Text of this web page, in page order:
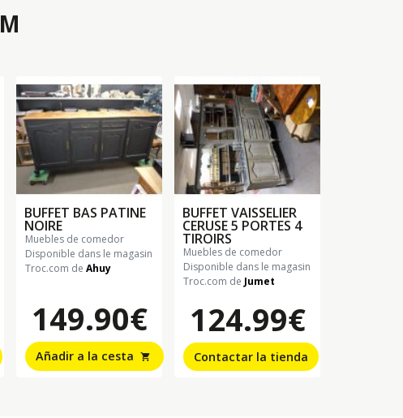
BUFFET BAS PATINE
NOIRE
muebles de comedor
Disponible dans le magasin
Troc.com de Ahuy
149.90€
Añadir a la cesta shopping_cart
BUFFET VAISSELIER
CERUSE 5 PORTES 4
TIROIRS
muebles de comedor
Disponible dans le magasin
Troc.com de Jumet
124.99€
Contactar la tienda